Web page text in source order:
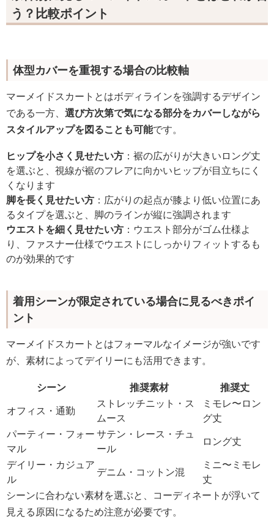
う？比較ポイント
体型カバーを重視する場合の比較軸
マーメイドスカートとはボディラインを強調するデザイン
である一方、 選び方次第で気になる部分をカバーしながら
スタイルアップを図ることも可能です。
ヒップを小さく見せたい方 ：裾の広がりが大きいロング丈
を選ぶと、視線が裾のフレアに向かいヒップが目立ちにく
くなります
脚を長く見せたい方 ：広がりの起点が膝より低い位置にあ
るタイプを選ぶと、脚のラインが縦に強調されます
ウエストを細く見せたい方 ：ウエスト部分がゴム仕様よ
り、ファスナー仕様でウエストにしっかりフィットするも
のが効果的です
着用シーンが限定されている場合に見るべきポイ
ント
マーメイドスカートとはフォーマルなイメージが強いです
が、素材によってデイリーにも活用できます。
シーン
推奨素材
推奨丈
オフィス・通勤
ストレッチニット・ス
ムース
ミモレ〜ロン
グ丈
パーティー・フォー
マル
サテン・レース・チュ
ール
ロング丈
デイリー・カジュア
ル
デニム・コットン混
ミニ〜ミモレ
丈
シーンに合わない素材を選ぶと、コーディネートが浮いて
見える原因になるため注意が必要です。